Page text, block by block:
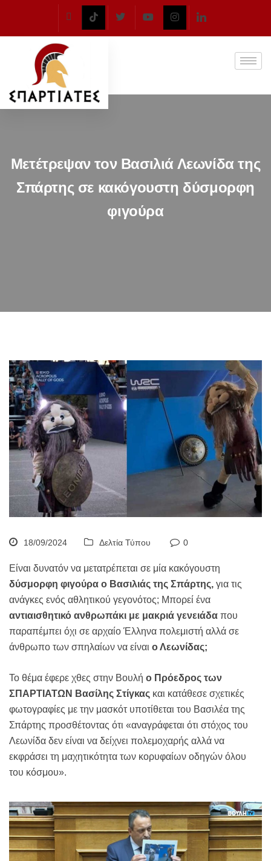
Μετέτρεψαν τον Βασιλιά Λεωνίδα της
Σπάρτης σε κακόγουστη δύσμορφη
φιγούρα
18/09/2024 Δελτία Τύπου 0
Είναι δυνατόν να μετατρέπεται σε μία κακόγουστη
δύσμορφη φιγούρα ο Βασιλιάς της Σπάρτης, για τις
ανάγκες ενός αθλητικού γεγονότος; Μπορεί ένα
αντιαισθητικό ανθρωπάκι με μακριά γενειάδα που
παραπέμπει όχι σε αρχαίο Έλληνα πολεμιστή αλλά σε
άνθρωπο των σπηλαίων να είναι ο Λεωνίδας;
Το θέμα έφερε χθες στην Βουλή ο Πρόεδρος των
ΣΠΑΡΤΙΑΤΩΝ Βασίλης Στίγκας και κατάθεσε σχετικές
φωτογραφίες με την μασκότ υποτίθεται του Βασιλέα της
Σπάρτης προσθέτοντας ότι «αναγράφεται ότι στόχος του
Λεωνίδα δεν είναι να δείχνει πολεμοχαρής αλλά να
εκφράσει τη μαχητικότητα των κορυφαίων οδηγών όλου
του κόσμου».